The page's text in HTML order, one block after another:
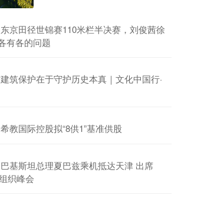
京田径世锦赛110米栏半决赛，刘俊茜徐
有各的问题
筑保护在于守护历史本真｜文化中国行·
教国际控股拟“8供1”基准供股
基斯坦总理夏巴兹乘机抵达天津 出席
织峰会